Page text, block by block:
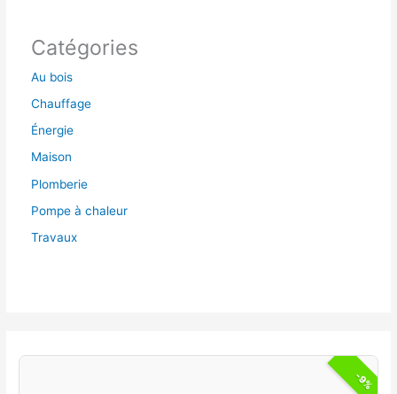
Catégories
Au bois
Chauffage
Énergie
Maison
Plomberie
Pompe à chaleur
Travaux
-9%